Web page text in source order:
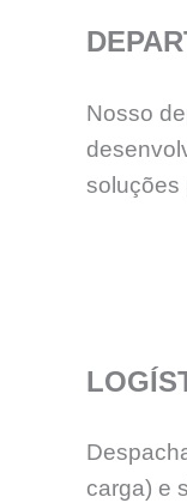
Nosso
soluções
carga) e